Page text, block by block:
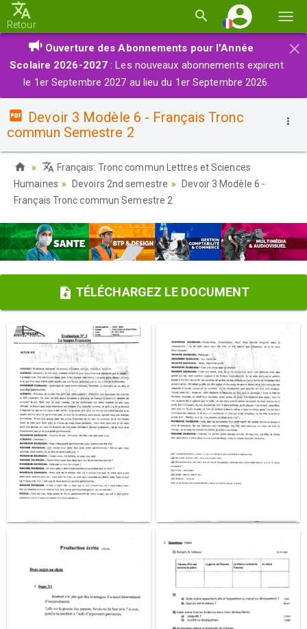
la
Retour
×
Ouverture des Abonnements pour l'Année
Scolaire 2026-2027 : Les nouveaux abonnements expirent
le 1er Septembre 2027 au lieu du 1er Septembre 2026.
Devoir 3 Modèle 6 - Français Tronc
commun Semestre 2
Français: Tronc commun Lettres et Sciences
Humaines
Devoirs 2nd semestre
Devoir 3 Modèle 6 -
Français Tronc commun Semestre 2
TÉLÉCHARGEZ LE DOCUMENT